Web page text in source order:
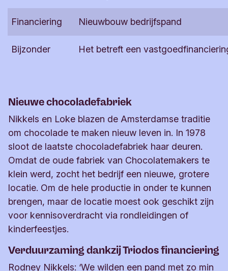
Financiering Nieuwbouw bedrijfspand
Bijzonder Het betreft een
Nieuwe chocoladefabriek
Nikkels en Loke blazen de Amsterdamse traditie
om chocolade te maken nieuw leven in. In 1978
sloot de laatste chocoladefabriek haar deuren.
Omdat de oude fabriek van Chocolatemakers te
klein werd, zocht het bedrijf een nieuwe, grotere
locatie. Om de hele productie in onder te kunnen
brengen, maar de locatie moest ook geschikt zijn
voor kennisoverdracht via rondleidingen of
kinderfeestjes.
Verduurzaming dankzij Triodos financiering
Rodney Nikkels: ‘We wilden een pand met zo min